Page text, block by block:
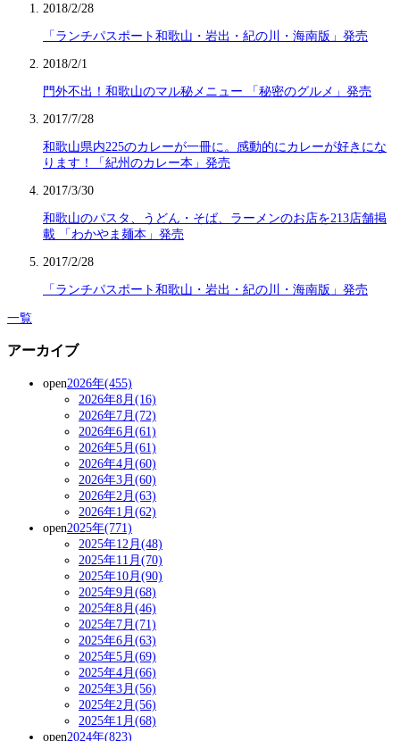
2018/2/28
「ランチパスポート和歌山・岩出・紀の川・海南版」発売
2018/2/1
門外不出！和歌山のマル秘メニュー 「秘密のグルメ」発売
2017/7/28
和歌山県内225のカレーが一冊に。感動的にカレーが好きにな
ります！「紀州のカレー本」発売
2017/3/30
和歌山のパスタ、うどん・そば、ラーメンのお店を213店舗掲
載 「わかやま麺本」発売
2017/2/28
「ランチパスポート和歌山・岩出・紀の川・海南版」発売
一覧
アーカイブ
open2026年(455)
2026年8月(16)
2026年7月(72)
2026年6月(61)
2026年5月(61)
2026年4月(60)
2026年3月(60)
2026年2月(63)
2026年1月(62)
open2025年(771)
2025年12月(48)
2025年11月(70)
2025年10月(90)
2025年9月(68)
2025年8月(46)
2025年7月(71)
2025年6月(63)
2025年5月(69)
2025年4月(66)
2025年3月(56)
2025年2月(56)
2025年1月(68)
open2024年(823)